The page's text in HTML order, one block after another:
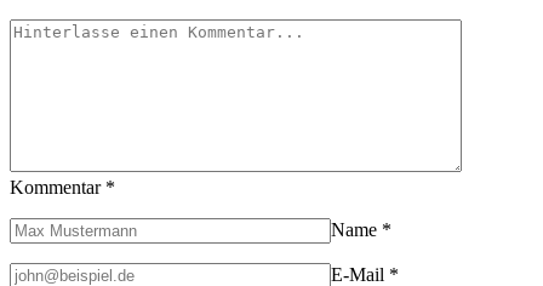
Kommentar *
Name *
E-Mail *